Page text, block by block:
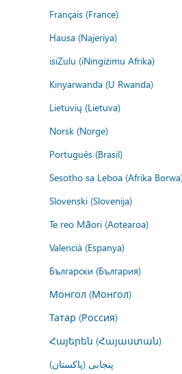
Français (France)
Hausa (Najeriya)
isiZulu (iNingizimu Afrika)
Kinyarwanda (U Rwanda)
Lietuvių (Lietuva)
Norsk (Norge)
Português (Brasil)
Sesotho sa Leboa (Afrika
Slovenski (Slovenija)
Te reo Māori (Aotearoa)
Valencià (Espanya)
Български (България)
Монгол (Монгол)
Татар (Россия)
Հայերեն (Հայաստան)
پنجابی (پاکستان)